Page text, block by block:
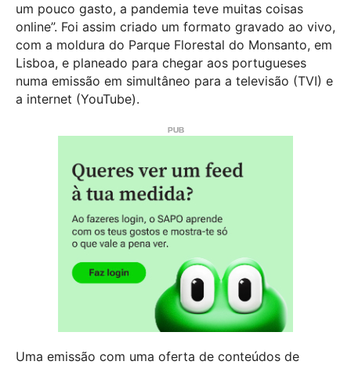
um pouco gasto, a pandemia teve muitas coisas
online”. Foi assim criado um formato gravado ao vivo,
com a moldura do Parque Florestal do Monsanto, em
Lisboa, e planeado para chegar aos portugueses
numa emissão em simultâneo para a televisão (TVI) e
a internet (YouTube).
Uma emissão com uma oferta de conteúdos de